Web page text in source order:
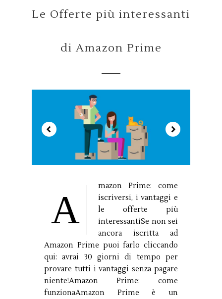
Le Offerte più interessanti
di Amazon Prime
A
mazon Prime: come
iscriversi, i vantaggi e
le offerte più
interessantiSe non sei
ancora iscritta ad
Amazon Prime puoi farlo cliccando
qui: avrai 30 giorni di tempo per
provare tutti i vantaggi senza pagare
niente!Amazon Prime: come
funzionaAmazon Prime è un